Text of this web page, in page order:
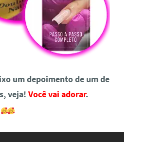
um depoimento de um de
veja! Você vai adorar.